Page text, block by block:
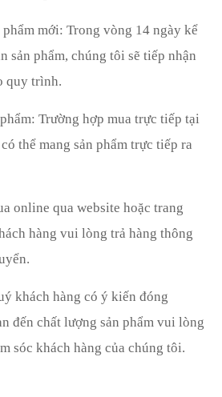
mới: Trong vòng 14 ngày kể
sản phẩm, chúng tôi sẽ tiếp nhận
quy trình.
Trường hợp mua trực tiếp tại
thể mang sản phẩm trực tiếp ra
online qua website hoặc trang
hàng vui lòng trả hàng thông
khách hàng có ý kiến đóng
đến chất lượng sản phẩm vui lòng
sóc khách hàng của chúng tôi.